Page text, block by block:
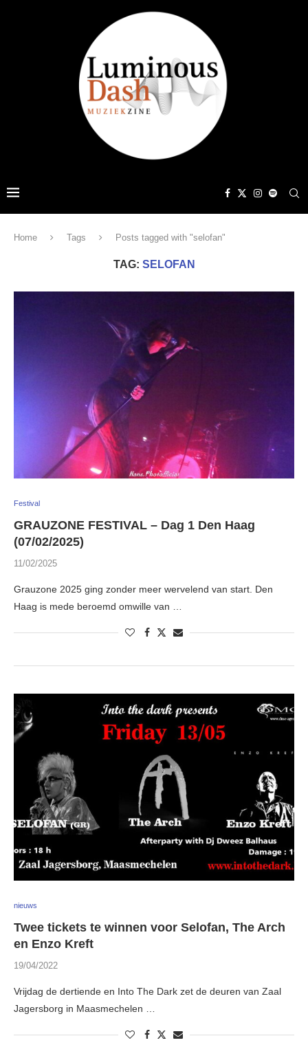
Home Tags Posts tagged with "selofan"
TAG: SELOFAN
Festival
GRAUZONE FESTIVAL – Dag 1 Den Haag
(07/02/2025)
11/02/2025
Grauzone 2025 ging zonder meer wervelend van start. Den
Haag is mede beroemd omwille van …
nieuws
Twee tickets te winnen voor Selofan, The Arch
en Enzo Kreft
19/04/2022
Vrijdag de dertiende en Into The Dark zet de deuren van Zaal
Jagersborg in Maasmechelen …